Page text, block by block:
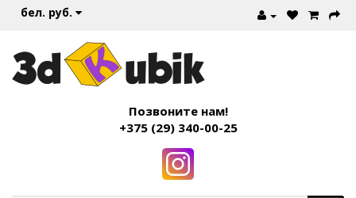
бел. руб.
Позвоните нам!
+375 (29) 340-00-25